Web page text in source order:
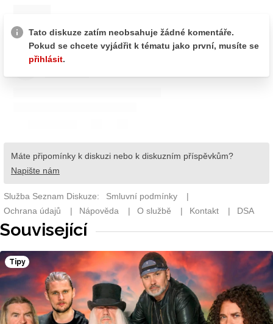
Související
Tipy